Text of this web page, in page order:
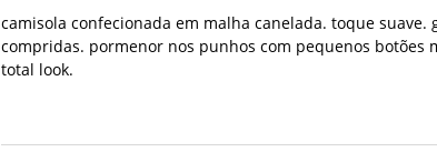
camisola confecionada em malha canelada. toque suave.
compridas. pormenor nos punhos com pequenos botões
total look.